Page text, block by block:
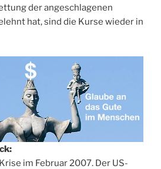
der angeschlagenen
hat, sind die Kurse wieder in
im Februar 2007. Der US-